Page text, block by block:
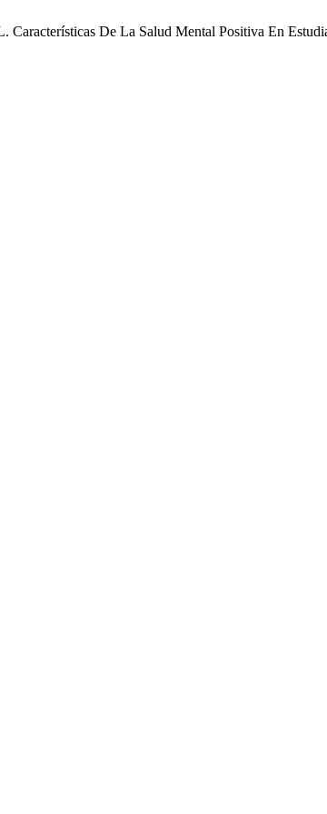
Características De La Salud Mental Positiva En